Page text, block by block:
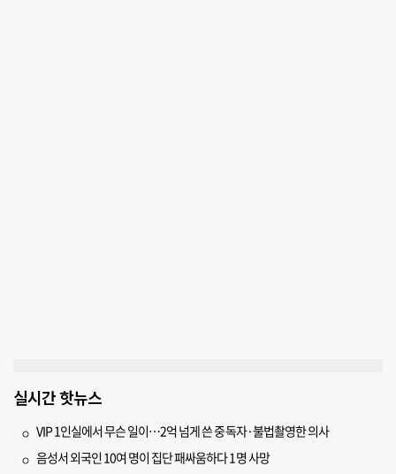
실시간 핫뉴스
VIP 1인실에서 무슨 일이…2억 넘게 쓴 중독자·불법촬영한 의사
음성서 외국인 10여 명이 집단 패싸움하다 1명 사망